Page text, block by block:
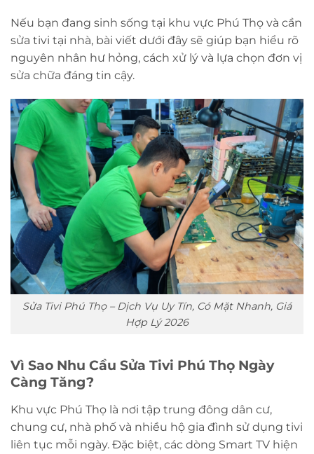
Nếu bạn đang sinh sống tại khu vực Phú Thọ và cần
sửa tivi tại nhà, bài viết dưới đây sẽ giúp bạn hiểu rõ
nguyên nhân hư hỏng, cách xử lý và lựa chọn đơn vị
sửa chữa đáng tin cậy.
Sửa Tivi Phú Thọ – Dịch Vụ Uy Tín, Có Mặt Nhanh, Giá
Hợp Lý 2026
Vì Sao Nhu Cầu Sửa Tivi Phú Thọ Ngày
Càng Tăng?
Khu vực Phú Thọ là nơi tập trung đông dân cư,
chung cư, nhà phố và nhiều hộ gia đình sử dụng tivi
liên tục mỗi ngày. Đặc biệt, các dòng Smart TV hiện